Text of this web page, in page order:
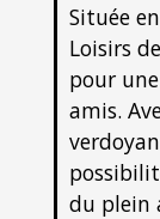
Située
Loisirs
pour
amis.
du plein